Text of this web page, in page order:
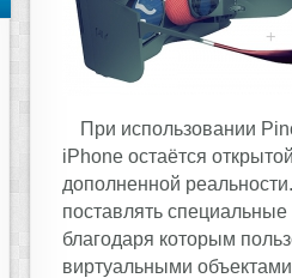
При использовании
iPhone остаётся
дополненной
поставлять
благодаря которым
виртуальными